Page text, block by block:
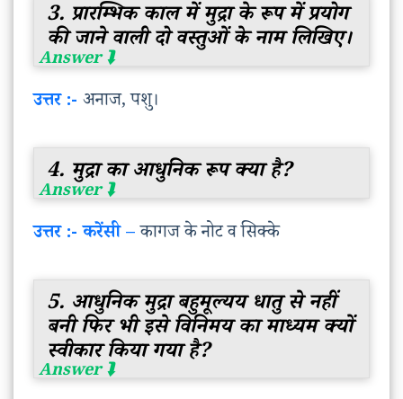
3. प्रारम्भिक काल में मुद्रा के रूप में प्रयोग
की जाने वाली दो वस्तुओं के नाम लिखिए।
उत्तर :- अनाज, पशु।
4. मुद्रा का आधुनिक रूप क्या है?
उत्तर :- करेंसी –कागज के नोट व सिक्के
5. आधुनिक मुद्रा बहुमूल्यय धातु से नहीं
बनी फिर भी इसे विनिमय का माध्यम क्यों
स्वीकार किया गया है?